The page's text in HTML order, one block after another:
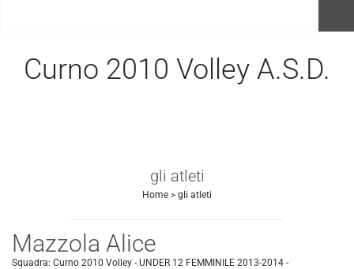
Curno 2010 Volley A.S.D.
gli atleti
Home > gli atleti
Mazzola Alice
Squadra: Curno 2010 Volley - UNDER 12 FEMMINILE 2013-2014 -